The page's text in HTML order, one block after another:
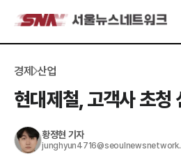
경제 산업
현대제철, 고객사 초청
황정현 기자